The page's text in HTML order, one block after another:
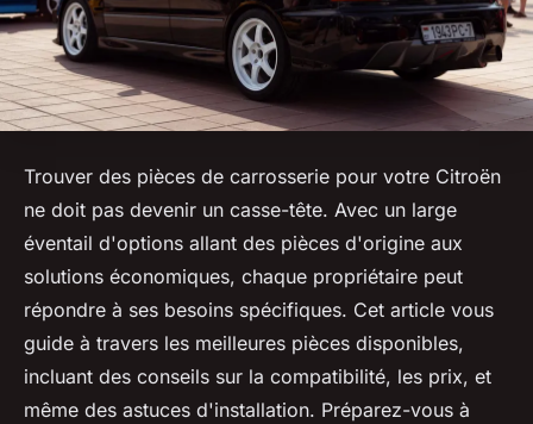
Trouver des pièces de carrosserie pour votre Citroën
ne doit pas devenir un casse-tête. Avec un large
éventail d'options allant des pièces d'origine aux
solutions économiques, chaque propriétaire peut
répondre à ses besoins spécifiques. Cet article vous
guide à travers les meilleures pièces disponibles,
incluant des conseils sur la compatibilité, les prix, et
même des astuces d'installation. Préparez-vous à